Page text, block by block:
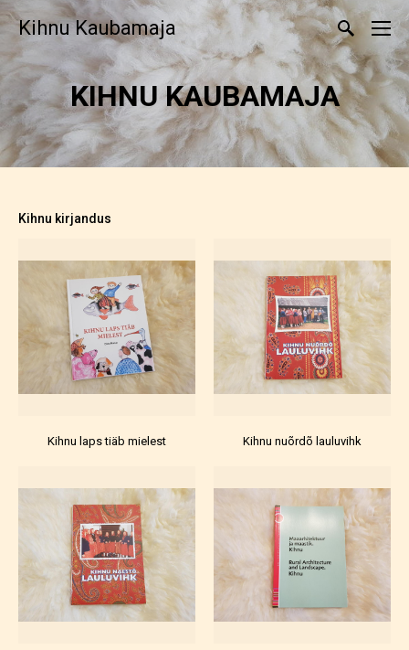
Kihnu Kaubamaja
KIHNU KAUBAMAJA
Kihnu kirjandus
Kihnu laps tiäb mielest Kihnu nuõrdõ lauluvihk